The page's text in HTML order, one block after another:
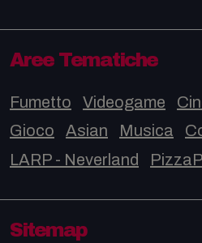
Aree Tematiche
Fumetto Videogame
Gioco
Asian Musica
LARP - Neverland
Sitemap